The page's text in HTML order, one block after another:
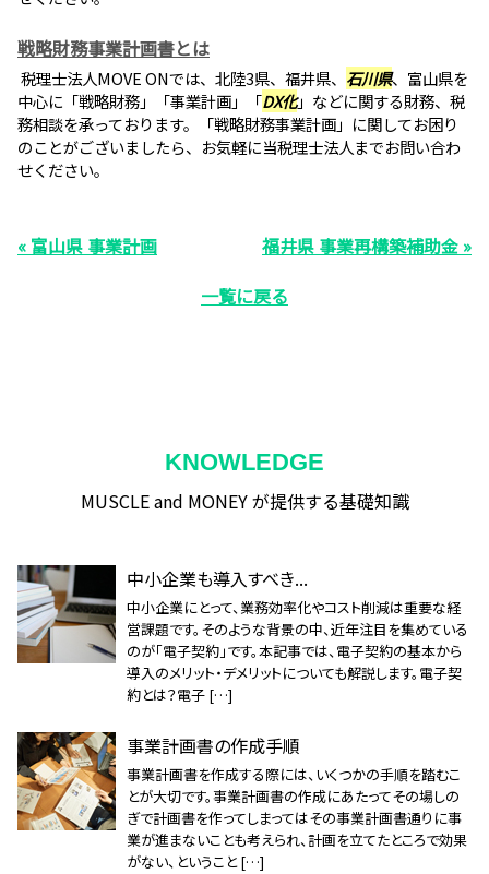
戦略財務事業計画書とは
税理士法人MOVE ONでは、北陸3県、福井県、 石川県、富山県を
中心に「戦略財務」「事業計画」「DX化」などに関する財務、税
務相談を承っております。「戦略財務事業計画」に関してお困り
のことがございましたら、お気軽に当税理士法人までお問い合わ
せください。
« 富山県 事業計画
福井県 事業再構築補助金 »
一覧に戻る
KNOWLEDGE
MUSCLE and MONEY が提供する基礎知識
中小企業も導入すべき...
中小企業にとって、業務効率化やコスト削減は重要な経
営課題です。そのような背景の中、近年注目を集めている
のが「電子契約」です。本記事では、電子契約の基本から
導入のメリット・デメリットについても解説します。電子契
約とは？電子 […]
事業計画書の作成手順
事業計画書を作成する際には、いくつかの手順を踏むこ
とが大切です。事業計画書の作成にあたってその場しの
ぎで計画書を作ってしまってはその事業計画書通りに事
業が進まないことも考えられ、計画を立てたところで効果
がない、ということ […]